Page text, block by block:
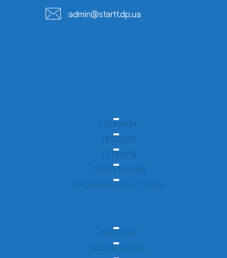
admin@startt.dp.ua
ГОЛОВНА
НОВИНИ
ТУРНІРИ
ТРЕНУВАННЯ
БРОНЮВАННЯ СТОЛІВ
РЕЙТИНГ
ВИХОВАНИКИ